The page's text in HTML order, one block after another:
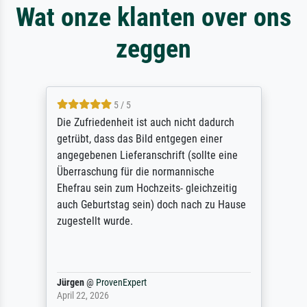
Wat onze klanten over ons
zeggen
5 / 5
Die Zufriedenheit ist auch nicht dadurch
getrübt, dass das Bild entgegen einer
angegebenen Lieferanschrift (sollte eine
Überraschung für die normannische
Ehefrau sein zum Hochzeits- gleichzeitig
auch Geburtstag sein) doch nach zu Hause
zugestellt wurde.
Jürgen@ ProvenExpert
April 22, 2026